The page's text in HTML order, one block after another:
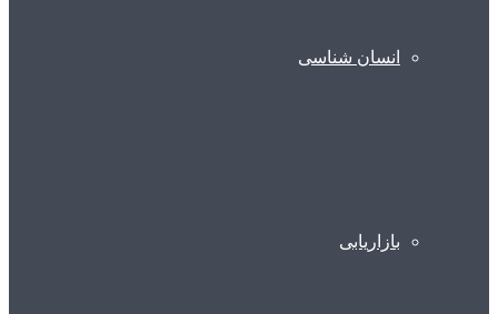
انسان شناسی
بازاریابی